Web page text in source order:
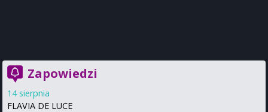
Zapowiedzi
14 sierpnia
FLAVIA DE LUCE